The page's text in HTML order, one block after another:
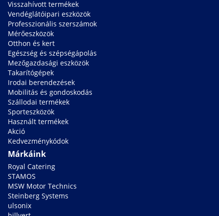
Visszahívott termékek
Vendéglátóipari eszközök
Professzionális szerszámok
Mérőeszközök
Otthon és kert
Egészség és szépségápolás
Mezőgazdasági eszközök
Takarítógépek
Irodai berendezések
Mobilitás és gondoskodás
Szállodai termékek
Sporteszközök
Használt termékek
Akció
Kedvezménykódok
Márkáink
Royal Catering
STAMOS
MSW Motor Technics
Steinberg Systems
ulsonix